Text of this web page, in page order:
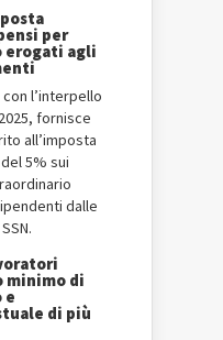
per
erogati agli
con l’interpello
fornisce
all’imposta
5% sui
dalle
minimo di
e
di più